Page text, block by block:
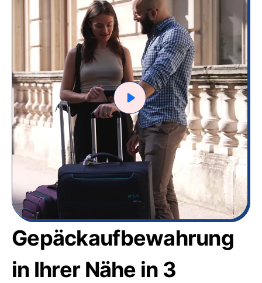
Gepäckaufbewahrung
in Ihrer Nähe in 3